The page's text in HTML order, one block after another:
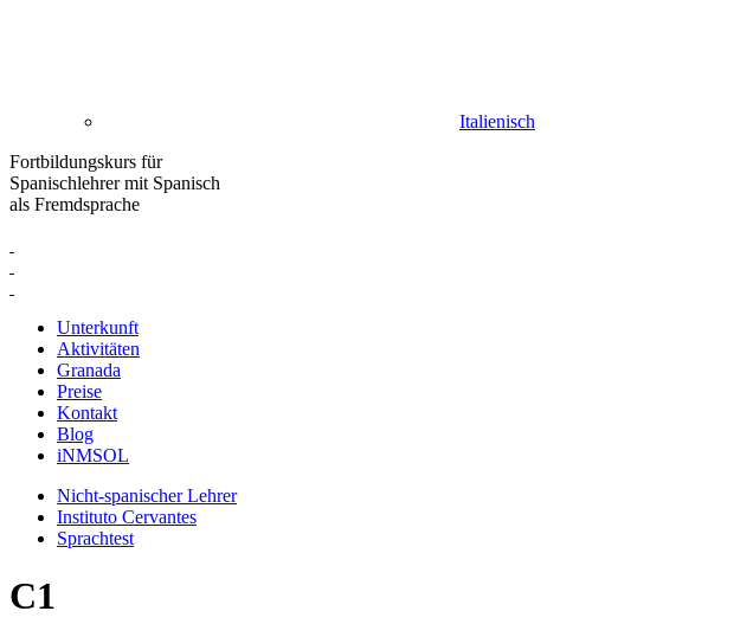
Italienisch
Fortbildungskurs für
Spanischlehrer mit Spanisch
als Fremdsprache
Unterkunft
Aktivitäten
Granada
Preise
Kontakt
Blog
iNMSOL
Nicht-spanischer Lehrer
Instituto Cervantes
Sprachtest
C1